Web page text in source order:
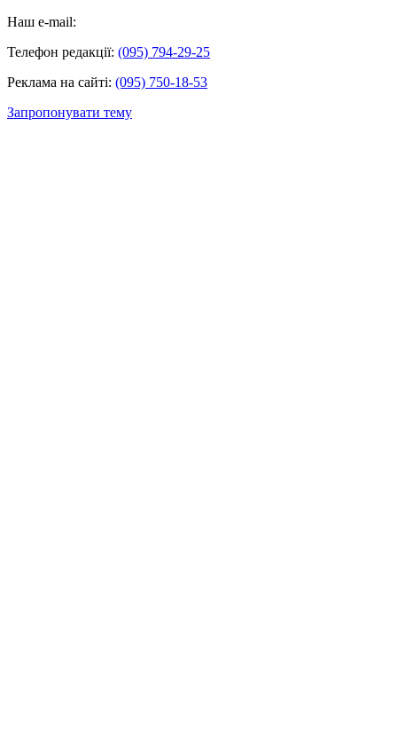
Наш e-mail:
Телефон редакції: (095) 794-29-25
Реклама на сайті: (095) 750-18-53
Запропонувати тему